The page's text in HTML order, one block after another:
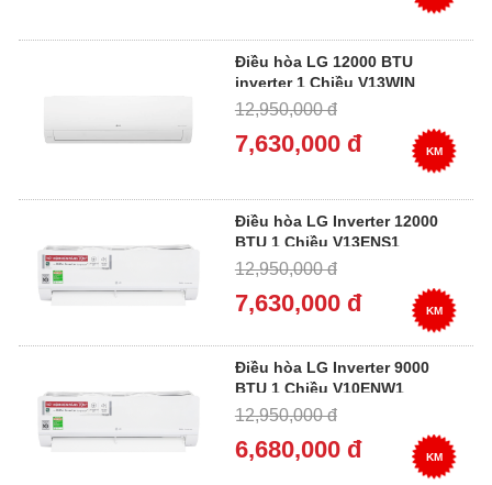
Điều hòa LG 12000 BTU
inverter 1 Chiều V13WIN
12,950,000 đ
7,630,000 đ KM
Điều hòa LG Inverter 12000
BTU 1 Chiều V13ENS1
12,950,000 đ
7,630,000 đ KM
Điều hòa LG Inverter 9000
BTU 1 Chiều V10ENW1
12,950,000 đ
6,680,000 đ KM